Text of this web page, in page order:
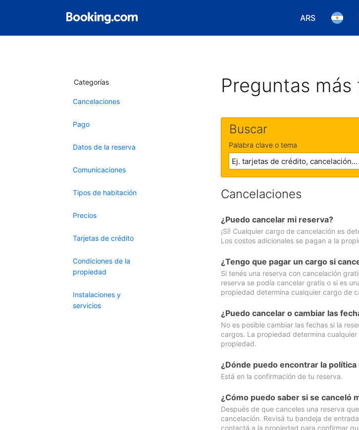
ARS
Elegir la
Categorías
Cancelaciones
Pago
Datos de la reserva
Comunicaciones
Tipos de habitación
Precios
Tarjetas de crédito
Condiciones de la
propiedad
Instalaciones y
servicios
Preguntas más
Buscar
Palabra clave o tema
Cancelaciones
¿Puedo cancelar mi reserva?
¡Sí! Cualquier cargo de cancelación es
Los costos adicionales se pagan a la
¿Tengo que pagar un cargo si
Si tenés una reserva con cancelación
reserva se podía cancelar gratis o si es
propiedad determina cualquier cargo de
¿Puedo cancelar o cambiar las
No es posible cambiar las fechas si la
cargos. La propiedad determina
propiedad.
¿Dónde puedo encontrar la política
Está en la confirmación de tu reserva.
¿Cómo puedo saber si se canceló
Después de que canceles una reserva
cancelación. Revisá tu bandeja de
contactá a la propiedad para confirmar